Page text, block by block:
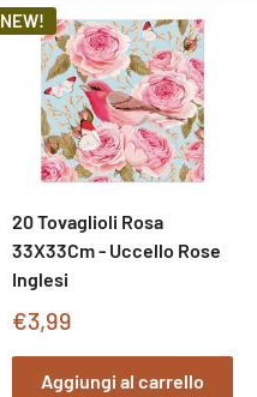
NEW!
20 Tovaglioli Rosa
33X33Cm - Uccello Rose
Inglesi
Prezzo
vendita
€3,99
Aggiungi al carrello